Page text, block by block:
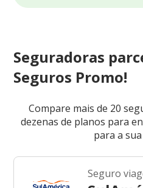
Seguradoras
Seguros Promo!
Compare mais de 20
dezenas de planos para
para a
Seguro